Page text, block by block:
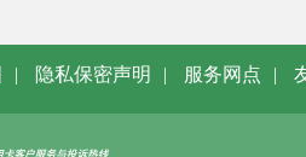
| 隐私保密声明 | 服务网点 |